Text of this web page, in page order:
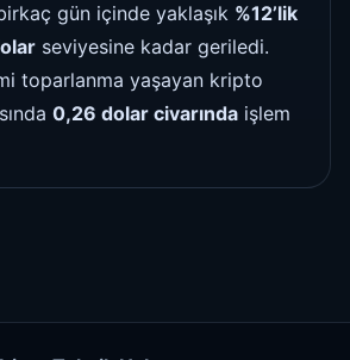
gün içinde yaklaşık %12’lik
seviyesine kadar geriledi.
toparlanma yaşayan kripto
0,26 dolar civarında işlem